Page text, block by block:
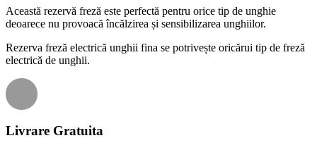
Această rezervă freză este perfectă pentru orice tip de unghie
deoarece nu provoacă încălzirea și sensibilizarea unghiilor.
Rezerva freză electrică unghii fina se potrivește oricărui tip de freză
electrică de unghii.
Livrare Gratuita